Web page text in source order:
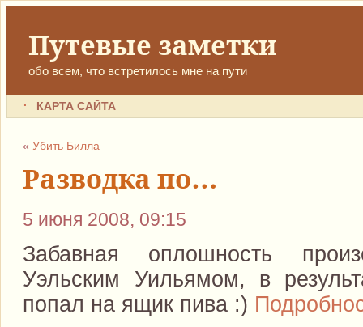
Путевые заметки
обо всем, что встретилось мне на пути
КАРТА САЙТА
«Убить Билла
Разводка по…
5 июня 2008, 09:15
Забавная оплошность
Уэльским Уильямом, в
попал на ящик пива :)